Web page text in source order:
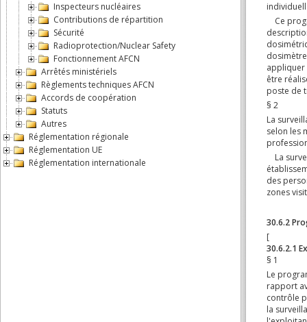
Inspecteurs nucléaires
Contributions de répartition
Sécurité
Radioprotection/Nuclear Safety
Fonctionnement AFCN
Arrêtés ministériels
Règlements techniques AFCN
Accords de coopération
Statuts
Autres
Réglementation régionale
Réglementation UE
Réglementation internationale